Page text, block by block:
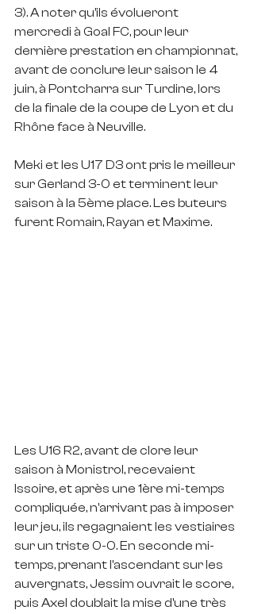
3). A noter qu'ils évolueront
mercredi à Goal FC, pour leur
dernière prestation en championnat,
avant de conclure leur saison le 4
juin, à Pontcharra sur Turdine, lors
de la finale de la coupe de Lyon et du
Rhône face à Neuville.
Meki et les U17 D3 ont pris le meilleur
sur Gerland 3-0 et terminent leur
saison à la 5ème place. Les buteurs
furent Romain, Rayan et Maxime.
Les U16 R2, avant de clore leur
saison à Monistrol, recevaient
Issoire, et après une 1ère mi-temps
compliquée, n'arrivant pas à imposer
leur jeu, ils regagnaient les vestiaires
sur un triste 0-0. En seconde mi-
temps, prenant l'ascendant sur les
auvergnats, Jessim ouvrait le score,
puis Axel doublait la mise d'une très